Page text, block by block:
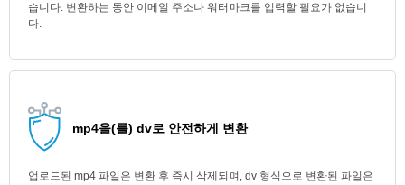
습니다. 변환하는 동안 이메일 주소나 워터마크를 입력할 필요가 없습니
다.
mp4을(를) dv로 안전하게 변환
업로드된 mp4 파일은 변환 후 즉시 삭제되며, dv 형식으로 변환된 파일은